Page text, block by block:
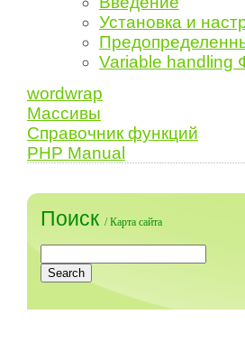
Установка и
Variable handling
wordwrap
Массивы
Справочник функций
PHP Manual
Поиск /Карта сайта